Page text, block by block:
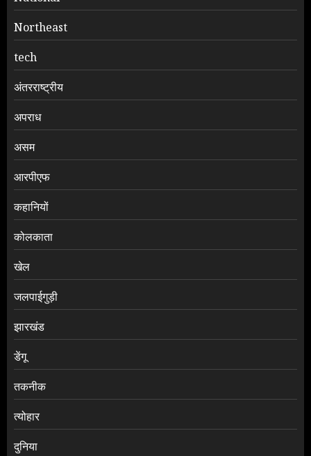
Northeast
tech
अंतरराष्ट्रीय
अपराध
असम
आरपीएफ
कहानियों
कोलकाता
खेल
जलपाईगुड़ी
झारखंड
डेंगू
तकनीक
त्योहार
दुनिया